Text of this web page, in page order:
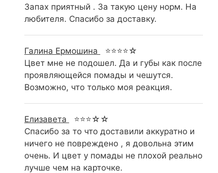
Запах приятный . За такую цену норм. На
любителя. Спасибо за доставку.
Галина Ермошина
⭐⭐⭐⭐☆
Цвет мне не подошел. Да и губы как после
проявляющейся помады и чешутся.
Возможно, что только моя реакция.
Елизавета
⭐⭐⭐☆☆
Спасибо за то что доставили аккуратно и
ничего не повреждено , я довольна этим
очень. И цвет у помады не плохой реально
лучше чем на карточке.